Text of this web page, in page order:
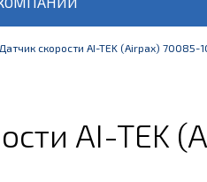
Датчик скорости AI-TEK (Airpax) 70085-
AI-TEK